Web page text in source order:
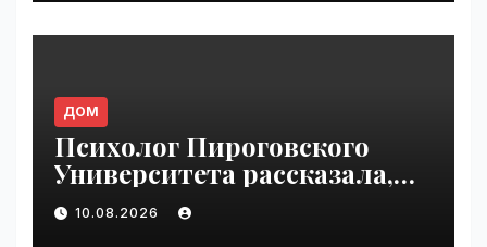
ДОМ
Психолог Пироговского
Университета рассказала,
как мозг создаёт слуховые
иллюзии | VseTime.ru
10.08.2026